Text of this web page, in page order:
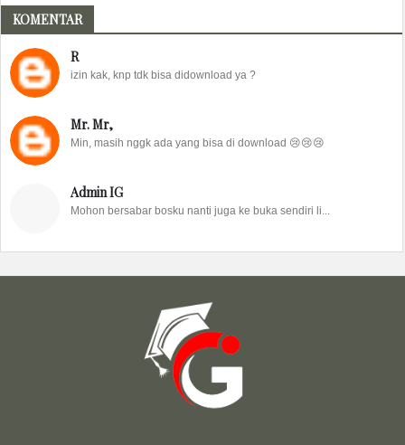
KOMENTAR
R
izin kak, knp tdk bisa didownload ya ?
Mr. Mr,
Min, masih nggk ada yang bisa di download 😢😢😢
Admin IG
Mohon bersabar bosku nanti juga ke buka sendiri li...